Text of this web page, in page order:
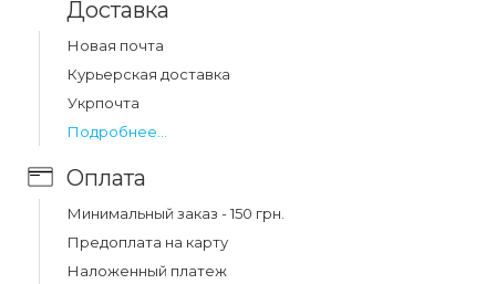
7 blue brown (08)?
Цена на ремешок ribbed silicone mi band 7 blue brown
(08) составляет 69 грн.
Доставка
Новая почта
Курьерская доставка
Укрпочта
Подробнее...
Оплата
Минимальный заказ - 150 грн.
Предоплата на карту
Наложенный платеж